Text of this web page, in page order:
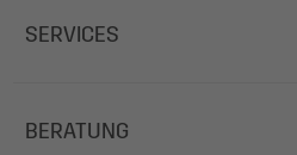
SERVICES
BERATUNG